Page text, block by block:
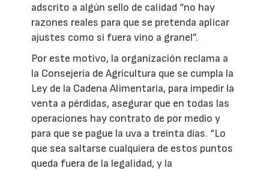
adscrito a algún sello de calidad “no hay
razones reales para que se pretenda aplicar
ajustes como si fuera vino a granel”.
Por este motivo, la organización reclama a
la Consejería de Agricultura que se cumpla la
Ley de la Cadena Alimentaria, para impedir la
venta a pérdidas, asegurar que en todas las
operaciones hay contrato de por medio y
para que se pague la uva a treinta días. “Lo
que sea saltarse cualquiera de estos puntos
queda fuera de la legalidad, y la